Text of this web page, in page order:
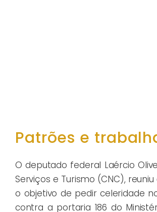
Patrões e
O deputado federal Laércio
Serviços e Turismo (CNC),
o objetivo de pedir celeridade
contra a portaria 186 do